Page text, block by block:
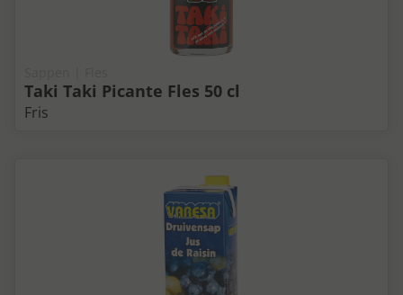
Taki Taki Picante Fles 50 cl
Fris